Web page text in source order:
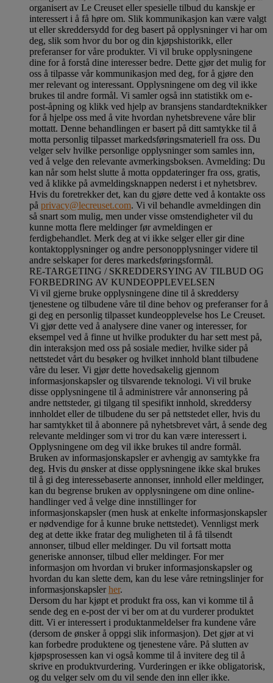
organisert av Le Creuset eller spesielle tilbud du kanskje er
interessert i å få høre om. Slik kommunikasjon kan være valgt
ut eller skreddersydd for deg basert på opplysninger vi har om
deg, slik som hvor du bor og din kjøpshistorikk, eller
preferanser for våre produkter. Vi vil bruke opplysningene
dine for å forstå dine interesser bedre. Dette gjør det mulig for
oss å tilpasse vår kommunikasjon med deg, for å gjøre den
mer relevant og interessant. Opplysningene om deg vil ikke
brukes til andre formål. Vi samler også inn statistikk om e-
post-åpning og klikk ved hjelp av bransjens standardteknikker
for å hjelpe oss med å vite hvordan nyhetsbrevene våre blir
mottatt. Denne behandlingen er basert på ditt samtykke til å
motta personlig tilpasset markedsføringsmateriell fra oss. Du
velger selv hvilke personlige opplysninger som samles inn,
ved å velge den relevante avmerkingsboksen. Avmelding: Du
kan når som helst slutte å motta oppdateringer fra oss, gratis,
ved å klikke på avmeldingsknappen nederst i et nyhetsbrev.
Hvis du foretrekker det, kan du gjøre dette ved å kontakte oss
på privacy@lecreuset.com. Vi vil behandle avmeldingen din
så snart som mulig, men under visse omstendigheter vil du
kunne motta flere meldinger før avmeldingen er
ferdigbehandlet. Merk deg at vi ikke selger eller gir dine
kontaktopplysninger og andre personopplysninger videre til
andre selskaper for deres markedsføringsformål.
RE-TARGETING / SKREDDERSYING AV TILBUD OG
FORBEDRING AV KUNDEOPPLEVELSEN
Vi vil gjerne bruke opplysningene dine til å skreddersy
tjenestene og tilbudene våre til dine behov og preferanser for å
gi deg en personlig tilpasset kundeopplevelse hos Le Creuset.
Vi gjør dette ved å analysere dine vaner og interesser, for
eksempel ved å finne ut hvilke produkter du har sett mest på,
din interaksjon med oss på sosiale medier, hvilke sider på
nettstedet vårt du besøker og hvilket innhold blant tilbudene
våre du leser. Vi gjør dette hovedsakelig gjennom
informasjonskapsler og tilsvarende teknologi. Vi vil bruke
disse opplysningene til å administrere vår annonsering på
andre nettsteder, gi tilgang til spesifikt innhold, skreddersy
innholdet eller de tilbudene du ser på nettstedet eller, hvis du
har samtykket til å abonnere på nyhetsbrevet vårt, å sende deg
relevante meldinger som vi tror du kan være interessert i.
Opplysningene om deg vil ikke brukes til andre formål.
Bruken av informasjonskapsler er avhengig av samtykke fra
deg. Hvis du ønsker at disse opplysningene ikke skal brukes
til å gi deg interessebaserte annonser, innhold eller meldinger,
kan du begrense bruken av opplysningene om dine online-
handlinger ved å velge dine innstillinger for
informasjonskapsler (men husk at enkelte informasjonskapsler
er nødvendige for å kunne bruke nettstedet). Vennligst merk
deg at dette ikke fratar deg muligheten til å få tilsendt
annonser, tilbud eller meldinger. Du vil fortsatt motta
generiske annonser, tilbud eller meldinger. For mer
informasjon om hvordan vi bruker informasjonskapsler og
hvordan du kan slette dem, kan du lese våre retningslinjer for
informasjonskapslerher.
Dersom du har kjøpt et produkt fra oss, kan vi komme til å
sende deg en e-post der vi ber om at du vurderer produktet
ditt. Vi er interessert i produktanmeldelser fra kundene våre
(dersom de ønsker å oppgi slik informasjon). Det gjør at vi
kan forbedre produktene og tjenestene våre. På slutten av
kjøpsprosessen kan vi også komme til å invitere deg til å
skrive en produktvurdering. Vurderingen er ikke obligatorisk,
og du velger selv om du vil sende den inn eller ikke.